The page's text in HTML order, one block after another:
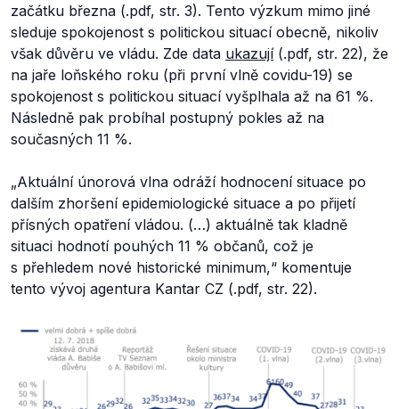
začátku března (.pdf, str. 3). Tento výzkum mimo jiné
sleduje spokojenost s politickou situací obecně, nikoliv
však důvěru ve vládu. Zde data ukazují(.pdf, str. 22), že
na jaře loňského roku (při první vlně covidu-19) se
spokojenost s politickou situací vyšplhala až na 61 %.
Následně pak probíhal postupný pokles až na
současných 11 %.
„Aktuální únorová vlna odráží hodnocení situace po
dalším zhoršení epidemiologické situace a po přijetí
přísných opatření vládou. (…) aktuálně tak kladně
situaci hodnotí pouhých 11 % občanů, což je
s přehledem nové historické minimum,“ komentuje
tento vývoj agentura Kantar CZ (.pdf, str. 22).